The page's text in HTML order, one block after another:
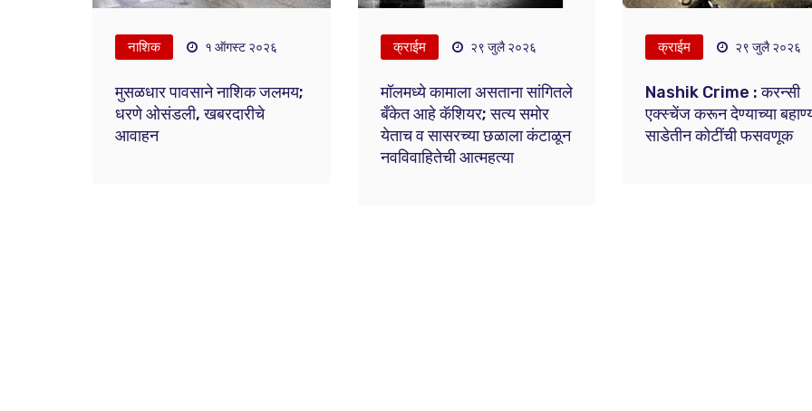
नाशिक १ ऑगस्ट २०२६
मुसळधार पावसाने नाशिक जलमय;
धरणे ओसंडली, खबरदारीचे
आवाहन
क्राईम २९ जुलै २०२६
मॉलमध्ये कामाला असताना सांगितले
बँकेत आहे कॅशियर; सत्य समोर
येताच व सासरच्या छळाला कंटाळून
नवविवाहितेची आत्महत्या
क्राईम २९ जुलै २०२६
Nashik Crime : करन्सी
एक्स्चेंज करून देण्याच्या
साडेतीन कोटींची फसवणूक